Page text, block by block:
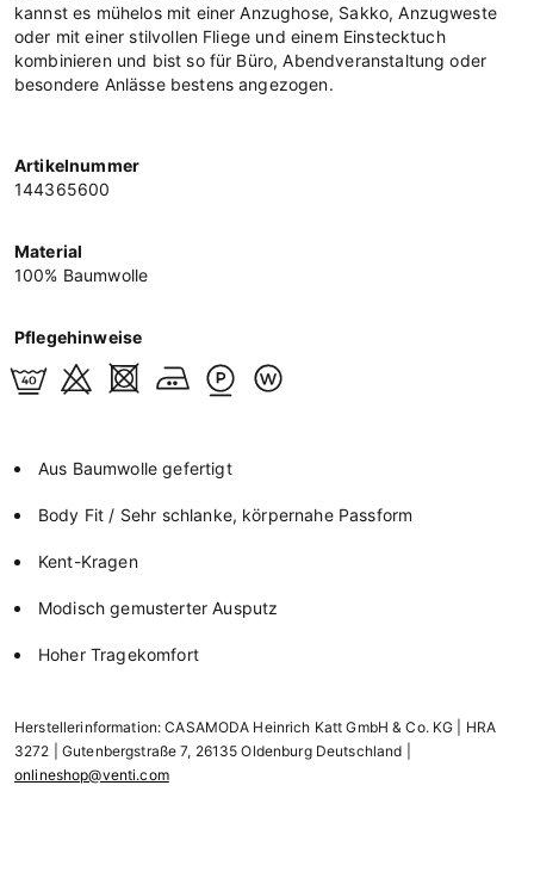
kannst es mühelos mit einer Anzughose, Sakko, Anzugweste
oder mit einer stilvollen Fliege und einem Einstecktuch
kombinieren und bist so für Büro, Abendveranstaltung oder
besondere Anlässe bestens angezogen.
Artikelnummer
144365600
Material
100% Baumwolle
Pflegehinweise
Aus Baumwolle gefertigt
Body Fit / Sehr schlanke, körpernahe Passform
Kent-Kragen
Modisch gemusterter Ausputz
Hoher Tragekomfort
Herstellerinformation: CASAMODA Heinrich Katt GmbH & Co. KG | HRA
3272 | Gutenbergstraße 7, 26135 Oldenburg Deutschland |
onlineshop@venti.com